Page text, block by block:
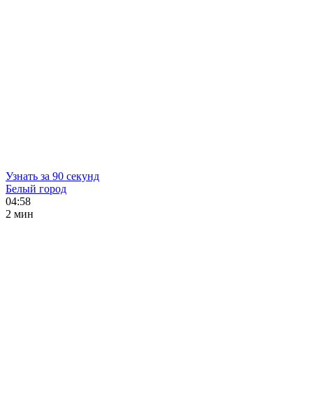
Узнать за 90 секунд
Белый город
04:58
2 мин